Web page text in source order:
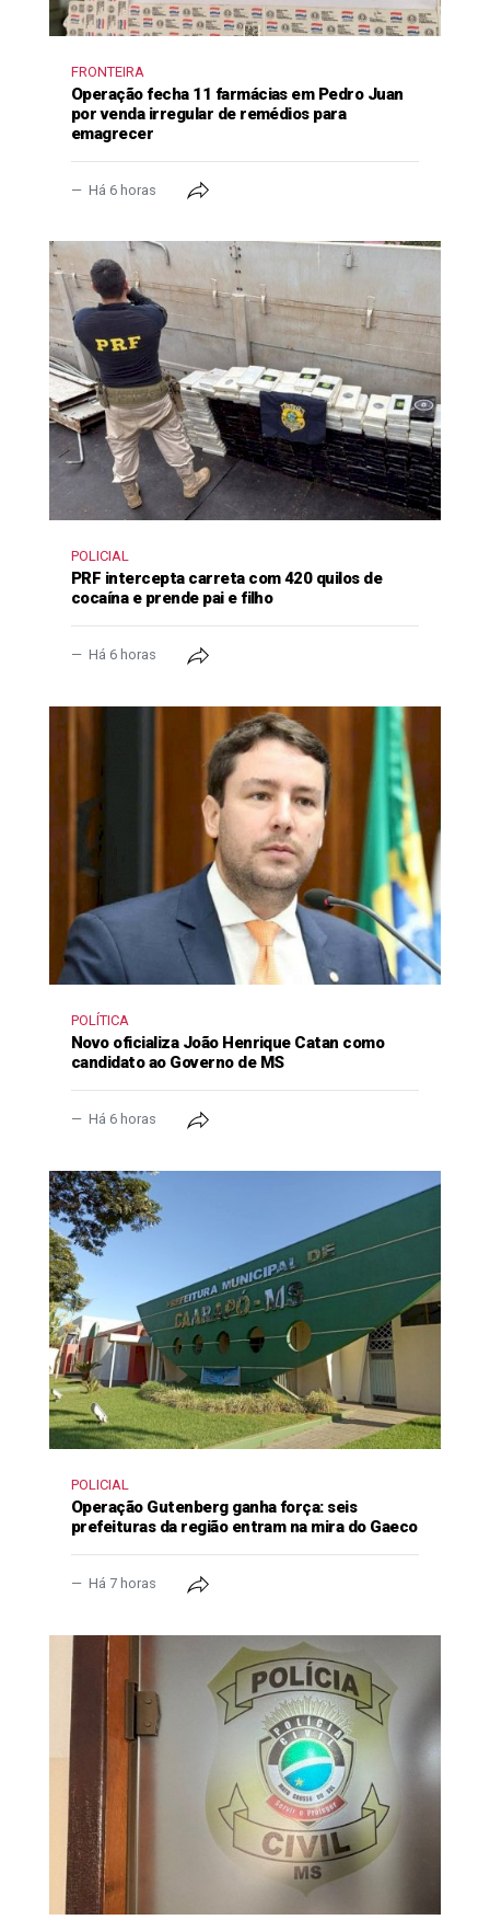
FRONTEIRA
Operação fecha 11 farmácias em Pedro Juan
por venda irregular de remédios para
emagrecer
Há 6 horas
POLICIAL
PRF intercepta carreta com 420 quilos de
cocaína e prende pai e filho
Há 6 horas
POLÍTICA
Novo oficializa João Henrique Catan como
candidato ao Governo de MS
Há 6 horas
POLICIAL
Operação Gutenberg ganha força: seis
prefeituras da região entram na mira do Gaeco
Há 7 horas